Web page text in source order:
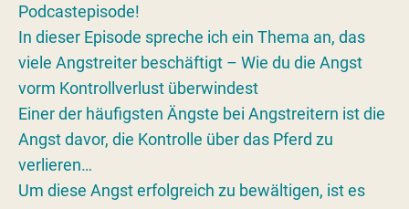
Podcastepisode!
In dieser Episode spreche ich ein Thema an, das
viele Angstreiter beschäftigt – Wie du die Angst
vorm Kontrollverlust überwindest
Einer der häufigsten Ängste bei Angstreitern ist die
Angst davor, die Kontrolle über das Pferd zu
verlieren…
Um diese Angst erfolgreich zu bewältigen, ist es